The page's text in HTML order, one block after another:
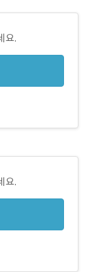
요.
요.